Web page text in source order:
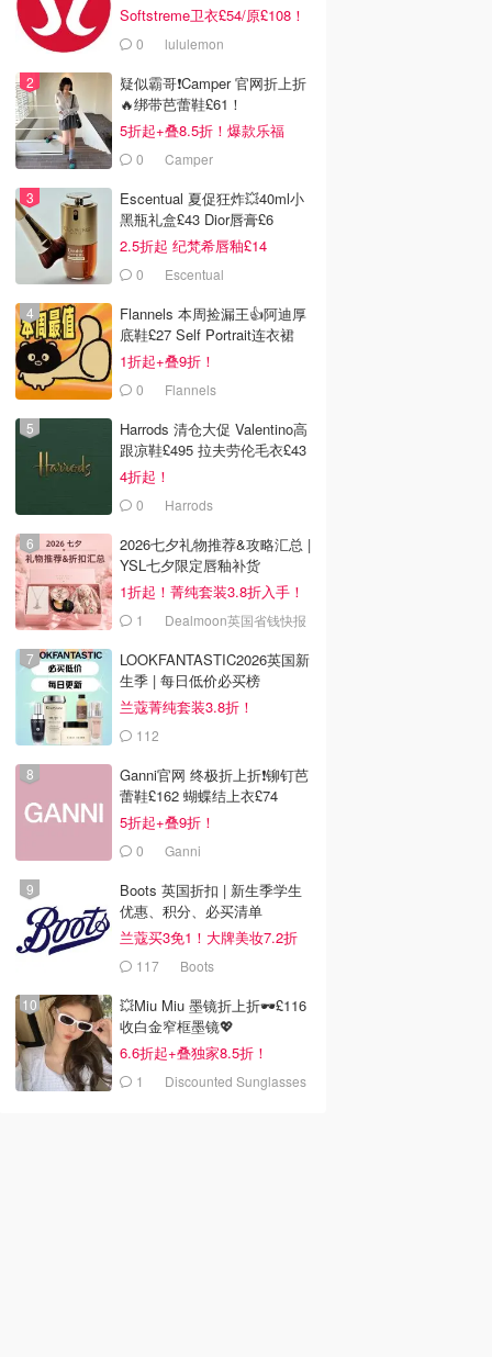
Softstreme卫衣£54/原£108！
0 lululemon
疑似霸哥❗️Camper 官网折上折
🔥绑带芭蕾鞋£61！
5折起+叠8.5折！爆款乐福
£68！
0 Camper
Escentual 夏促狂炸💥40ml小
黑瓶礼盒£43 Dior唇膏£6
2.5折起 纪梵希唇釉£14
0 Escentual
Flannels 本周捡漏王👍阿迪厚
底鞋£27 Self Portrait连衣裙
£63
1折起+叠9折！
0 Flannels
Harrods 清仓大促 Valentino高
跟凉鞋£495 拉夫劳伦毛衣£43
4折起！
0 Harrods
2026七夕礼物推荐&攻略汇总 |
YSL七夕限定唇釉补货
1折起！菁纯套装3.8折入手！
1 Dealmoon英国省钱快报
LOOKFANTASTIC2026英国新
生季 | 每日低价必买榜
兰蔻菁纯套装3.8折！
112
Ganni官网 终极折上折❗️铆钉芭
蕾鞋£162 蝴蝶结上衣£74
5折起+叠9折！
0 Ganni
Boots 英国折扣 | 新生季学生
优惠、积分、必买清单
兰蔻买3免1！大牌美妆7.2折
117 Boots
💥Miu Miu 墨镜折上折🕶️£116
收白金窄框墨镜💖
6.6折起+叠独家8.5折！
1 Discounted Sunglasses